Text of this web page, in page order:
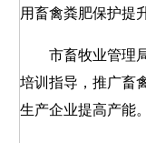
用畜禽粪肥保护提
市畜牧业管理局
培训指导，推广畜
生产企业提高产能。